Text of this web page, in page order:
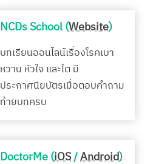
NCDs School (Website)
บทเรียนออนไลน์เรื่องโรคเบา
หวาน หัวใจ และไต มี
ประกาศนียบัตรเมื่อตอบคำถาม
ท้ายบทครบ
DoctorMe (iOS/Android)